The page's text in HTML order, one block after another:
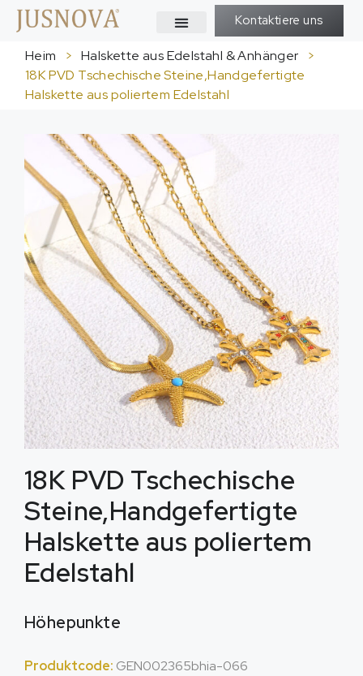
Kontaktiere uns
Heim > Halskette aus Edelstahl & Anhänger
>
18K PVD Tschechische Steine,Handgefertigte
Halskette aus poliertem Edelstahl
18K PVD Tschechische
Steine,Handgefertigte
Halskette aus poliertem
Edelstahl
Höhepunkte
Produktcode: GEN002365bhia-066